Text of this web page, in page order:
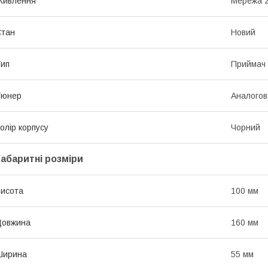
Новий
Приймач
корпусу Чорний
розміри
100 мм
160 мм
55 мм